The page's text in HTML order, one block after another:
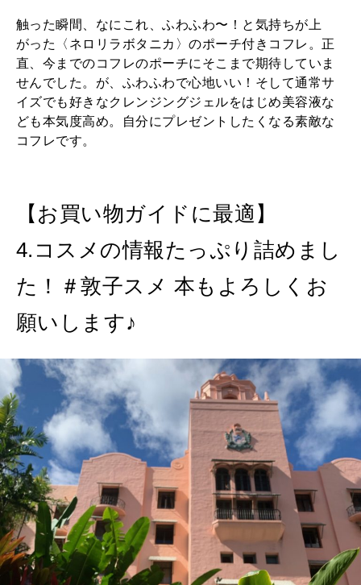
触った瞬間、なにこれ、ふわふわ〜！と気持ちが上
がった〈ネロリラボタニカ〉のポーチ付きコフレ。正
直、今までのコフレのポーチにそこまで期待していま
せんでした。が、ふわふわで心地いい！そして通常サ
イズでも好きなクレンジングジェルをはじめ美容液な
ども本気度高め。自分にプレゼントしたくなる素敵な
コフレです。
【お買い物ガイドに最適】
4.コスメの情報たっぷり詰めまし
た！＃敦子スメ 本もよろしくお
願いします♪